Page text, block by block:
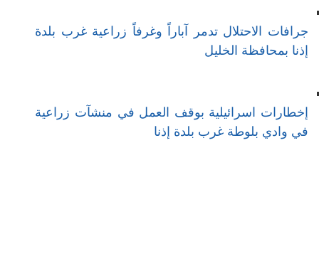
جرافات الاحتلال تدمر آباراً وغرفاً زراعية غرب بلدة
إذنا بمحافظة الخليل
إخطارات اسرائيلية بوقف العمل في منشآت زراعية
في وادي بلوطة غرب بلدة إذنا